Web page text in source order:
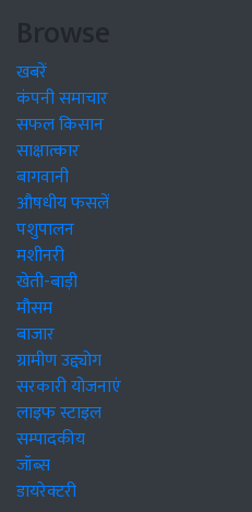
Browse
खबरें
कंपनी समाचार
सफल किसान
साक्षात्कार
बागवानी
औषधीय फसलें
पशुपालन
मशीनरी
खेती-बाड़ी
मौसम
बाजार
ग्रामीण उद्द्योग
सरकारी योजनाएं
लाइफ स्टाइल
सम्पादकीय
जॉब्स
डायरेक्टरी